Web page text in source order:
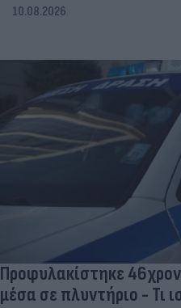
10.08.2026
Προφυλακίστηκε
μέσα σε πλυντήριο - Τι